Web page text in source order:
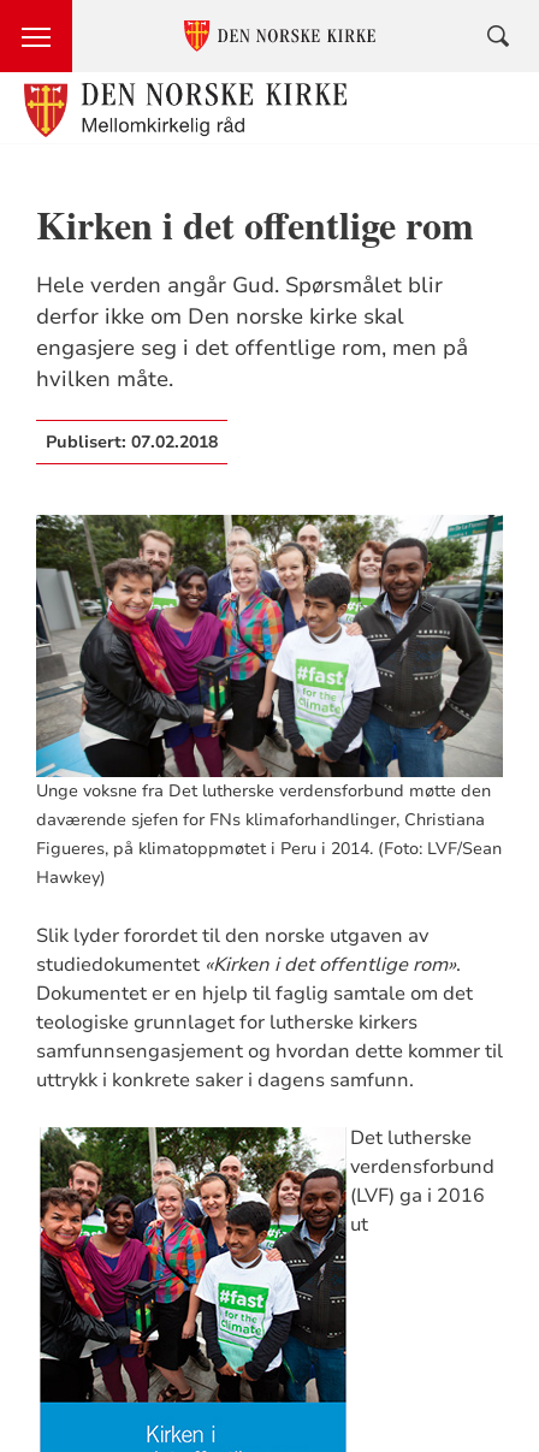
Kirken i det offentlige rom
Hele verden angår Gud. Spørsmålet blir
derfor ikke om Den norske kirke skal
engasjere seg i det offentlige rom, men på
hvilken måte.
Publisert: 07.02.2018
Unge voksne fra Det lutherske verdensforbund møtte den
daværende sjefen for FNs klimaforhandlinger, Christiana
Figueres, på klimatoppmøtet i Peru i 2014. (Foto: LVF/Sean
Hawkey)
Slik lyder forordet til den norske utgaven av
studiedokumentet «Kirken i det offentlige rom».
Dokumentet er en hjelp til faglig samtale om det
teologiske grunnlaget for lutherske kirkers
samfunnsengasjement og hvordan dette kommer til
uttrykk i konkrete saker i dagens samfunn.
Det lutherske
verdensforbund
(LVF) ga i 2016
ut